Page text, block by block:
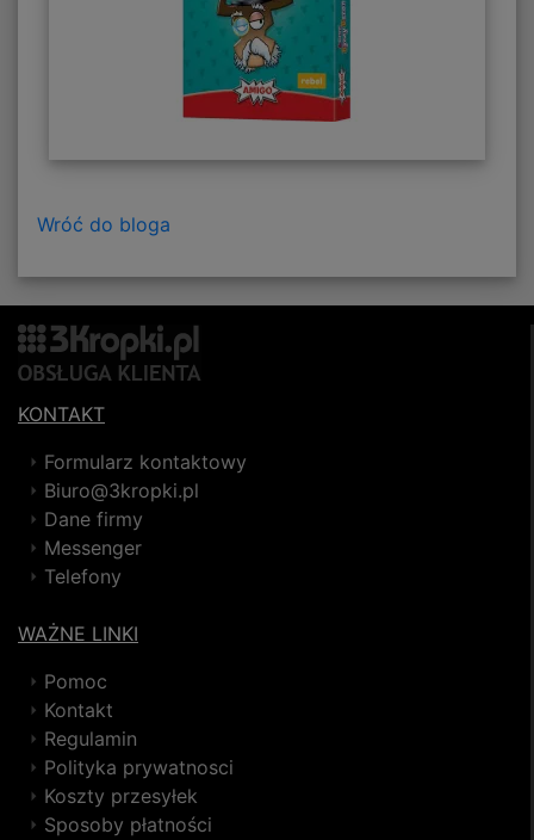
Wróć do bloga
KONTAKT
Formularz kontaktowy
Biuro@3kropki.pl
Dane firmy
Messenger
Telefony
WAŻNE LINKI
Pomoc
Kontakt
Regulamin
Polityka prywatnosci
Koszty przesyłek
Sposoby płatności